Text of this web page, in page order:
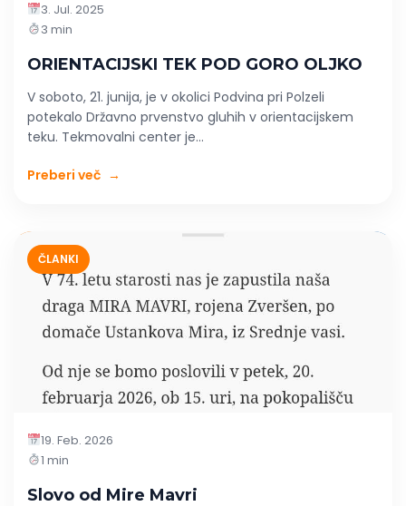
3. Jul. 2025
3 min
ORIENTACIJSKI TEK POD GORO OLJKO
V soboto, 21. junija, je v okolici Podvina pri Polzeli
potekalo Državno prvenstvo gluhih v orientacijskem
teku. Tekmovalni center je...
Preberi več →
ČLANKI
19. Feb. 2026
1 min
Slovo od Mire Mavri